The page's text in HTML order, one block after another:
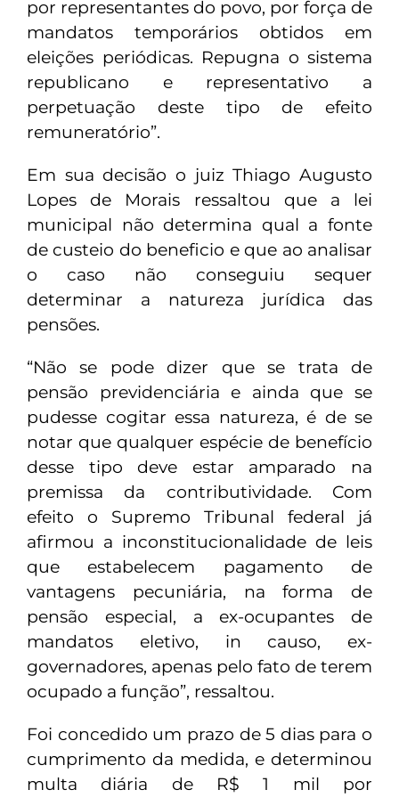
por representantes do povo, por força de
mandatos temporários obtidos em
eleições periódicas. Repugna o sistema
republicano e representativo a
perpetuação deste tipo de efeito
remuneratório”.
Em sua decisão o juiz Thiago Augusto
Lopes de Morais ressaltou que a lei
municipal não determina qual a fonte
de custeio do beneficio e que ao analisar
o caso não conseguiu sequer
determinar a natureza jurídica das
pensões.
“Não se pode dizer que se trata de
pensão previdenciária e ainda que se
pudesse cogitar essa natureza, é de se
notar que qualquer espécie de benefício
desse tipo deve estar amparado na
premissa da contributividade. Com
efeito o Supremo Tribunal federal já
afirmou a inconstitucionalidade de leis
que estabelecem pagamento de
vantagens pecuniária, na forma de
pensão especial, a ex-ocupantes de
mandatos eletivo, in causo, ex-
governadores, apenas pelo fato de terem
ocupado a função”, ressaltou.
Foi concedido um prazo de 5 dias para o
cumprimento da medida, e determinou
multa diária de R$ 1 mil por